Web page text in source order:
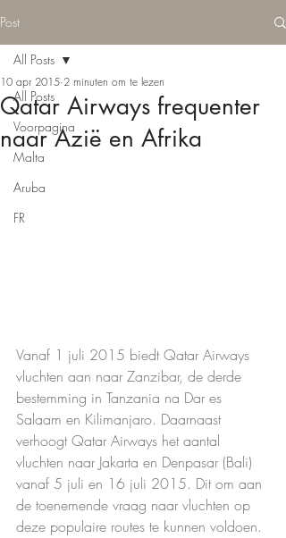
Post
All Posts
Voorpagina
Malta
Aruba
FR
All Posts
Qatar Airways frequenter
naar Azië en Afrika
10 apr 2015 2 minuten om te lezen
Vanaf 1 juli 2015 biedt Qatar Airways
vluchten aan naar Zanzibar, de derde
bestemming in Tanzania na Dar es
Salaam en Kilimanjaro. Daarnaast
verhoogt Qatar Airways het aantal
vluchten naar Jakarta en Denpasar (Bali)
vanaf 5 juli en 16 juli 2015. Dit om aan
de toenemende vraag naar vluchten op
deze populaire routes te kunnen voldoen.